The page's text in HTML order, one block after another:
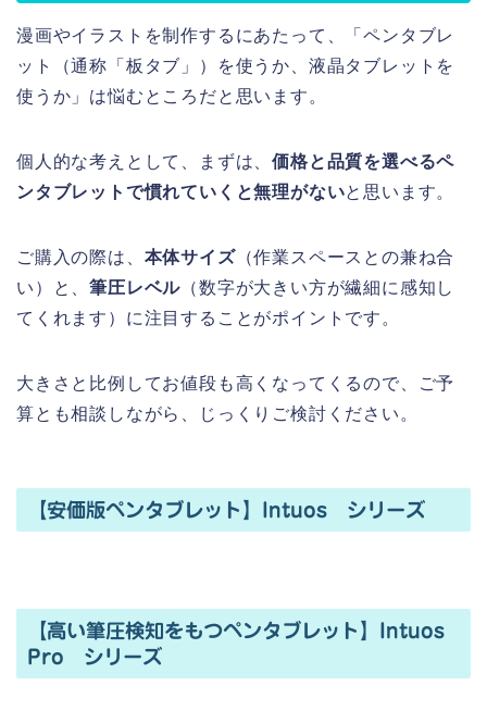
漫画やイラストを制作するにあたって、「ペンタブレ
ット（通称「板タブ」）を使うか、液晶タブレットを
使うか」は悩むところだと思います。
個人的な考えとして、まずは、価格と品質を選べるペ
ンタブレットで慣れていくと無理がないと思います。
ご購入の際は、 本体サイズ（作業スペースとの兼ね合
い）と、筆圧レベル （数字が大きい方が繊細に感知し
てくれます）に注目することがポイントです。
大きさと比例してお値段も高くなってくるので、ご予
算とも相談しながら、じっくりご検討ください。
【安価版ペンタブレット】Intuos シリーズ
【高い筆圧検知をもつペンタブレット】Intuos
Pro シリーズ